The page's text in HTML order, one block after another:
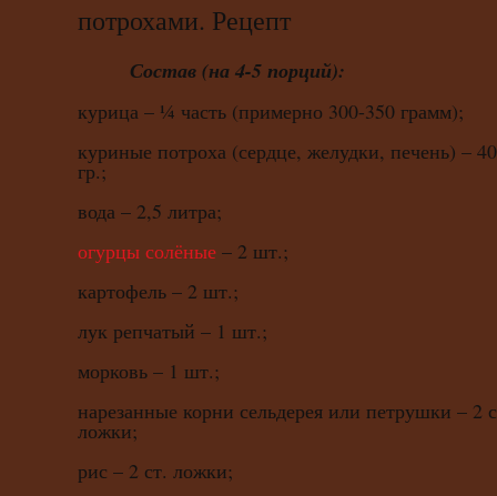
потрохами. Рецепт
Состав (на 4-5 порций):
курица – ¼ часть (примерно 300-350 грамм);
куриные потроха (сердце, желудки, печень) –
гр.;
вода – 2,5 литра;
огурцы солёные – 2 шт.;
картофель – 2 шт.;
лук репчатый – 1 шт.;
морковь – 1 шт.;
нарезанные корни сельдерея или петрушки – 2
ложки;
рис – 2 ст. ложки;